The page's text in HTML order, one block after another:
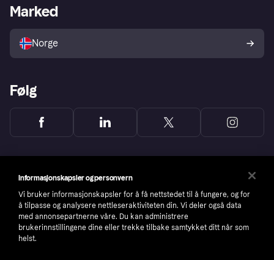
Utforsk butikker
Merchant portal
Marked
Norge
Følg
Informasjonskapsler og personvern
Vi bruker informasjonskapsler for å få nettstedet til å fungere, og for
å tilpasse og analysere nettleseraktiviteten din. Vi deler også data
med annonsepartnerne våre. Du kan administrere
brukerinnstillingene dine eller trekke tilbake samtykket ditt når som
helst.